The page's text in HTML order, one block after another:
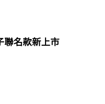
聯名款新上市